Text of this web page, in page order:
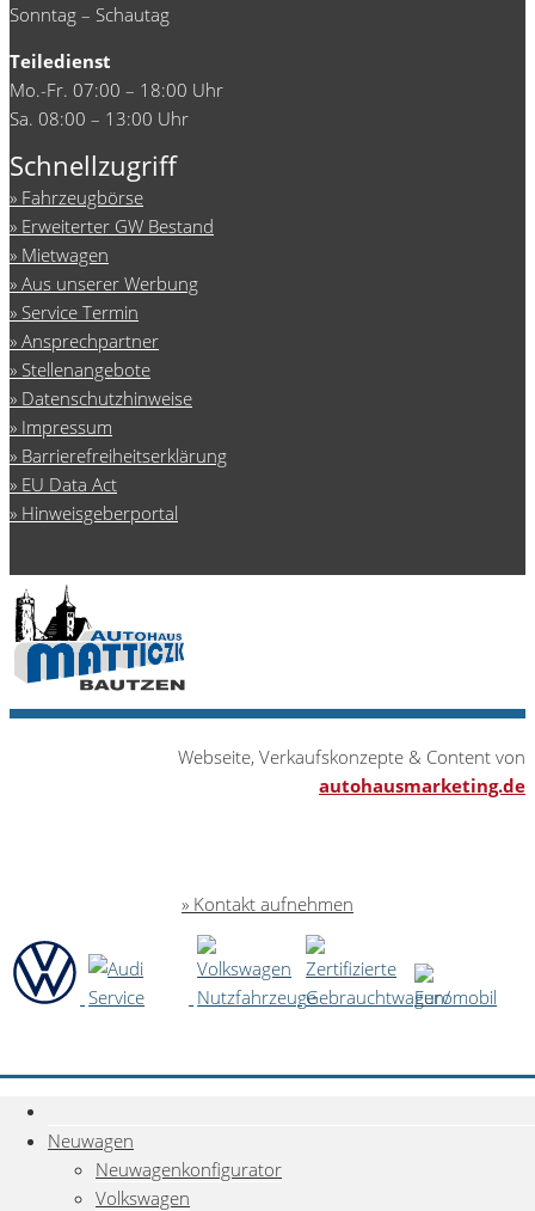
Neuwagen
Neuwagenkonfigurator
Volkswagen
Sonntag – Schautag
Teiledienst
Mo.-Fr. 07:00 – 18:00 Uhr
Sa. 08:00 – 13:00 Uhr
Schnellzugriff
Fahrzeugbörse
Erweiterter GW Bestand
Mietwagen
Aus unserer Werbung
Service Termin
Ansprechpartner
Stellenangebote
Datenschutzhinweise
Impressum
Barrierefreiheitserklärung
EU Data Act
Hinweisgeberportal
Webseite, Verkaufskonzepte & Content von
autohausmarketing.de
Kontakt aufnehmen